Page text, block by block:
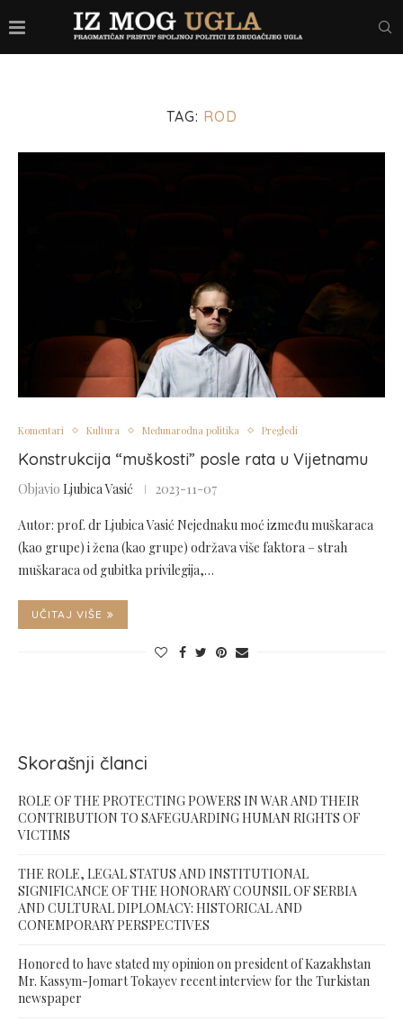
TAG: ROD
Komentari Kultura Međunarodna politika Pregledi
Konstrukcija “muškosti” posle rata u Vijetnamu
Objavio Ljubica Vasić 2023-11-07
Autor: prof. dr Ljubica Vasić Nejednaku moć između muškaraca
(kao grupe) i žena (kao grupe) održava više faktora – strah
muškaraca od gubitka privilegija,…
UČITAJ VIŠE
Skorašnji članci
ROLE OF THE PROTECTING POWERS IN WAR AND THEIR
CONTRIBUTION TO SAFEGUARDING HUMAN RIGHTS OF
VICTIMS
THE ROLE, LEGAL STATUS AND INSTITUTIONAL
SIGNIFICANCE OF THE HONORARY COUNSIL OF SERBIA
AND CULTURAL DIPLOMACY: HISTORICAL AND
CONEMPORARY PERSPECTIVES
Honored to have stated my opinion on president of Kazakhstan
Mr. Kassym-Jomart Tokayev recent interview for the Turkistan
newspaper